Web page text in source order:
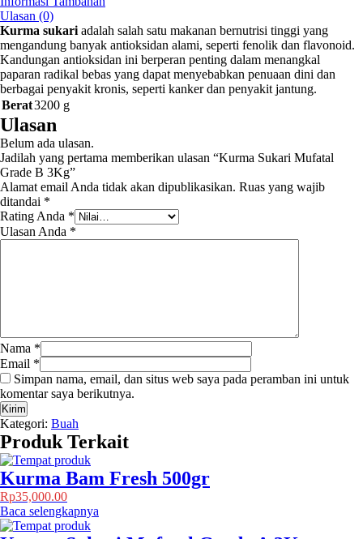
Ulasan (0)
Kurma sukari adalah salah satu makanan bernutrisi tinggi yang
mengandung banyak antioksidan alami, seperti fenolik dan flavonoid.
Kandungan antioksidan ini berperan penting dalam menangkal
paparan radikal bebas yang dapat menyebabkan penuaan dini dan
berbagai penyakit kronis, seperti kanker dan penyakit jantung.
Berat3200 g
Ulasan
Belum ada ulasan.
Jadilah yang pertama memberikan ulasan “Kurma Sukari Mufatal
Grade B 3Kg”
Alamat email Anda tidak akan dipublikasikan. Ruas yang wajib
ditandai *
Rating Anda *
Ulasan Anda *
Nama *
Email *
Simpan nama, email, dan situs web saya pada peramban ini untuk
komentar saya berikutnya.
Kategori: Buah
Produk Terkait
Kurma Bam Fresh 500gr
Rp35,000.00
Baca selengkapnya